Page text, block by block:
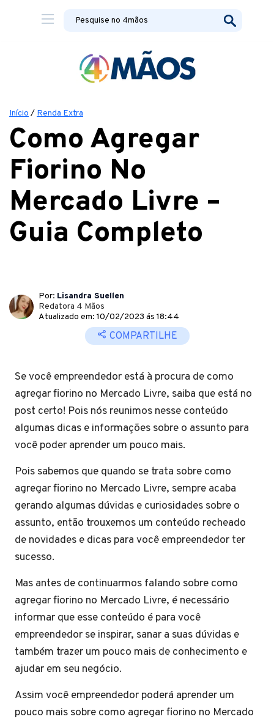
Início / Renda Extra
Como Agregar
Fiorino No
Mercado Livre –
Guia Completo
Por: Lisandra Suellen
Redatora 4 Mãos
Atualizado em: 10/02/2023 ás 18:44
COMPARTILHE
Se você empreendedor está à procura de como
agregar fiorino no Mercado Livre, saiba que está no
post certo! Pois nós reunimos nesse conteúdo
algumas dicas e informações sobre o assunto para
você poder aprender um pouco mais.
Pois sabemos que quando se trata sobre como
agregar fiorino no Mercado Livre, sempre acaba
gerando algumas dúvidas e curiosidades sobre o
assunto, então trouxemos um conteúdo recheado
de novidades e dicas para você empreendedor ter
sucesso.
Mas antes de continuarmos falando sobre como
agregar fiorino no Mercado Livre, é necessário
informar que esse conteúdo é para você
empreendedor se inspirar, sanar a suas dúvidas e
também trazer um pouco mais de conhecimento e
ajudar em seu negócio.
Assim você empreendedor poderá aprender um
pouco mais sobre como agregar fiorino no Mercado